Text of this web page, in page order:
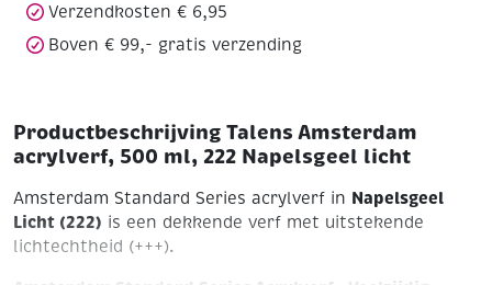
Verzendkosten € 6,95
Boven € 99,- gratis verzending
Productbeschrijving Talens Amsterdam
acrylverf, 500 ml, 222 Napelsgeel licht
Amsterdam Standard Series acrylverf in Napelsgeel
Licht (222) is een dekkende verf met uitstekende
lichtechtheid (+++).